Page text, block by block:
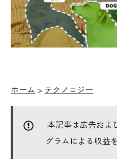
ホーム > テクノロジー
本記事は広告およ
グラムによる収益